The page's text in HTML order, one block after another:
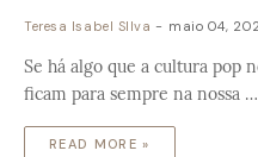
Teresa Isabel SIlva - maio 04,
Se há algo que a cultura pop
ficam para sempre na nossa …
READ MORE »